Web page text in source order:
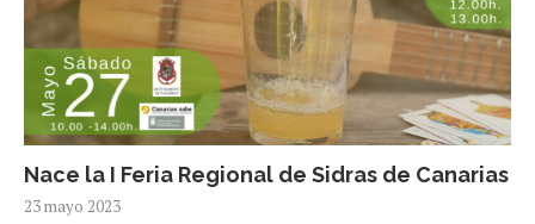
Nace la I Feria Regional de Sidras de Canarias
23 mayo 2023